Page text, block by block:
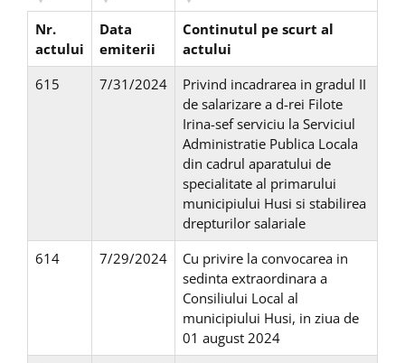
Nr.
actului
Data
emiterii
Continutul pe scurt al
actului
615
7/31/2024
Privind incadrarea in gradul II
de salarizare a d-rei Filote
Irina-sef serviciu la Serviciul
Administratie Publica Locala
din cadrul aparatului de
specialitate al primarului
municipiului Husi si stabilirea
drepturilor salariale
614
7/29/2024
Cu privire la convocarea in
sedinta extraordinara a
Consiliului Local al
municipiului Husi, in ziua de
01 august 2024